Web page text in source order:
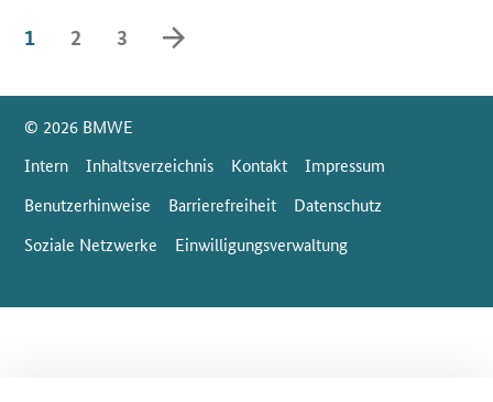
1 2 3 vorwärts blättern
SrOnlyServicemenü
© 2026 BMWE
Intern
Inhaltsverzeichnis Kontakt
Impressum
Benutzerhinweise
Barrierefreiheit
Datenschutz
Soziale Netzwerke
Einwilligungsverwaltung